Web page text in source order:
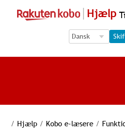
Hjælp
Language
Language
/ Hjælp / Kobo e-læsere /